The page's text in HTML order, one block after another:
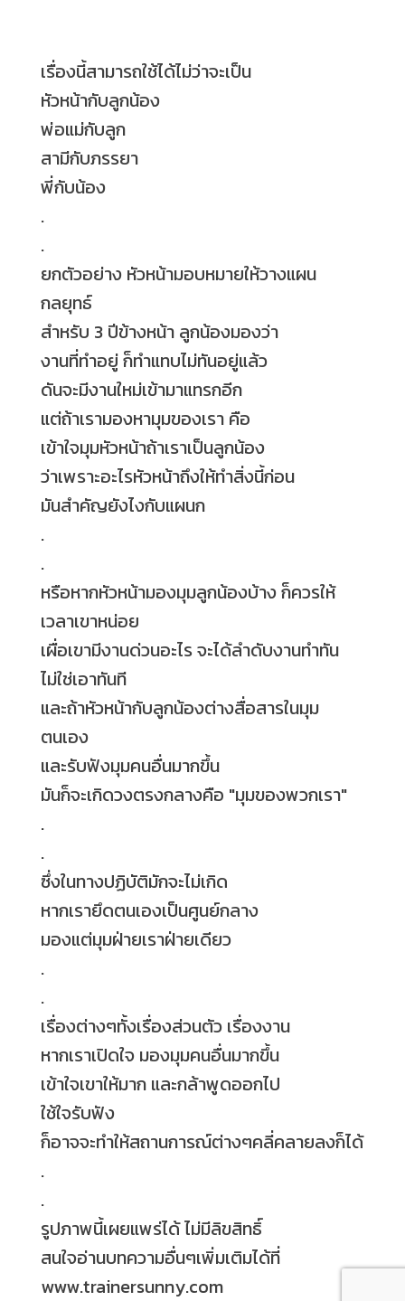
เรื่องนี้สามารถใช้ได้ไม่ว่าจะเป็น
หัวหน้ากับลูกน้อง
พ่อแม่กับลูก
สามีกับภรรยา
พี่กับน้อง
.
.
ยกตัวอย่าง หัวหน้ามอบหมายให้วางแผน
กลยุทธ์
สำหรับ 3 ปีข้างหน้า ลูกน้องมองว่า
งานที่ทำอยู่ ก็ทำแทบไม่ทันอยู่แล้ว
ดันจะมีงานใหม่เข้ามาแทรกอีก
แต่ถ้าเรามองหามุมของเรา คือ
เข้าใจมุมหัวหน้าถ้าเราเป็นลูกน้อง
ว่าเพราะอะไรหัวหน้าถึงให้ทำสิ่งนี้ก่อน
มันสำคัญยังไงกับแผนก
.
.
หรือหากหัวหน้ามองมุมลูกน้องบ้าง ก็ควรให้
เวลาเขาหน่อย
เผื่อเขามีงานด่วนอะไร จะได้ลำดับงานทำทัน
ไม่ใช่เอาทันที
และถ้าหัวหน้ากับลูกน้องต่างสื่อสารในมุม
ตนเอง
และรับฟังมุมคนอื่นมากขึ้น
มันก็จะเกิดวงตรงกลางคือ "มุมของพวกเรา"
.
.
ซึ่งในทางปฏิบัติมักจะไม่เกิด
หากเรายึดตนเองเป็นศูนย์กลาง
มองแต่มุมฝ่ายเราฝ่ายเดียว
.
.
เรื่องต่างๆทั้งเรื่องส่วนตัว เรื่องงาน
หากเราเปิดใจ มองมุมคนอื่นมากขึ้น
เข้าใจเขาให้มาก และกล้าพูดออกไป
ใช้ใจรับฟัง
ก็อาจจะทำให้สถานการณ์ต่างๆคลี่คลายลงก็ได้
.
.
รูปภาพนี้เผยแพร่ได้ ไม่มีลิขสิทธิ์
สนใจอ่านบทความอื่นๆเพิ่มเติมได้ที่
www.trainersunny.com